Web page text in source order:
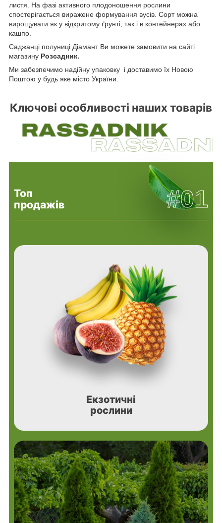
листя. На фазі активного плодоношення рослини
спостерігається виражене формування вусів. Сорт можна
вирощувати як у відкритому ґрунті, так і в контейнерах або
кашпо.
Саджанці полуниці Діамант Ви можете замовити на сайті
магазину Розсадник.
Ми забезпечимо надійну упаковку і доставимо їх Новою
Поштою у будь яке місто України.
Ключові особливості наших товарів
Топ
продажів
#01
Екзотичні
рослини